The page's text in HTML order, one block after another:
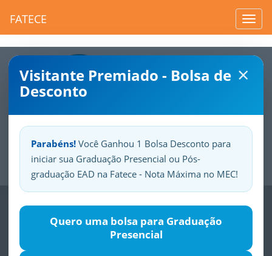
FATECE
×
Visitante Premiado - Bolsa de
Desconto
Parabéns! Você Ganhou 1 Bolsa Desconto para
iniciar sua Graduação Presencial ou Pós-
graduação EAD na Fatece - Nota Máxima no MEC!
Quero uma bolsa para Graduação
Presencial
SuaFatece.Seuorgulho.
Previous